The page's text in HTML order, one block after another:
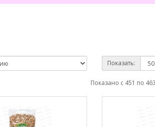
Показать:
Показано с 451 по